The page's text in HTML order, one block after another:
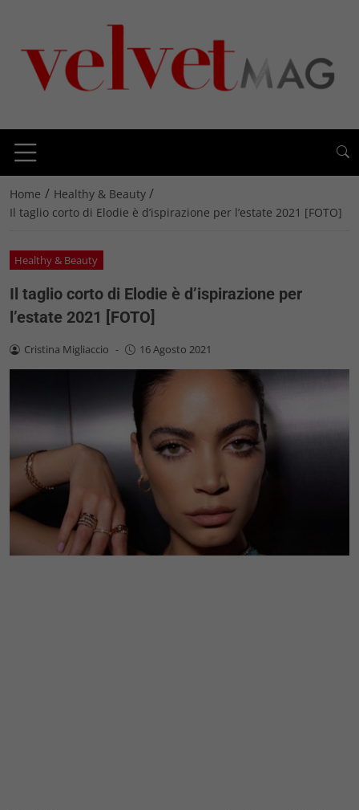
Home / Healthy & Beauty /
Il taglio corto di Elodie è d’ispirazione per l’estate 2021 [FOTO]
Healthy & Beauty
Il taglio corto di Elodie è d’ispirazione per
l’estate 2021 [FOTO]
Cristina Migliaccio - 16 Agosto 2021